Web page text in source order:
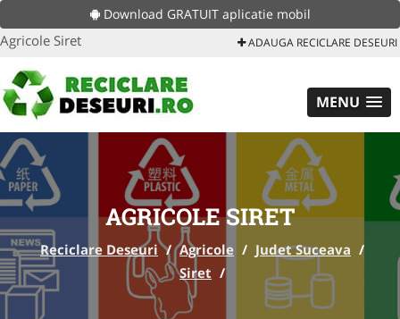
Download GRATUIT aplicatie mobil
Agricole Siret ADAUGA RECICLARE DESEURI
MENU
AGRICOLE SIRET
Reciclare Deseuri / Agricole / Judet Suceava /
Siret /